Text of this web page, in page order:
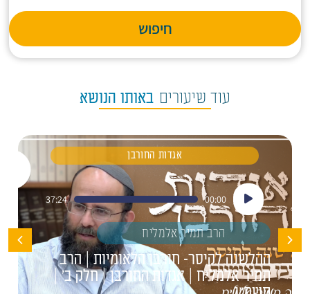
חיפוש
עוד שיעורים באותו הנושא
אגדות החורבן
נגן
אודיו
00:00
37:24
הרב תמיר אלמליח
ההלשנה לקיסר- חורבן הלאומיות | הרב
תמיר אלמליח | אגדות החורבן | חלק ב' |